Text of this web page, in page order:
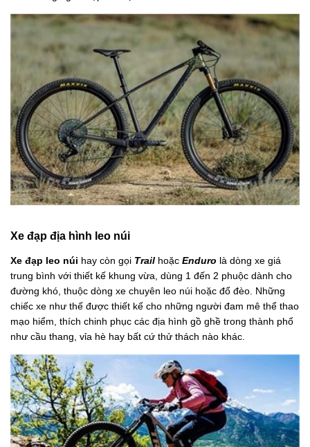
Xe đạp địa hình leo núi
Xe đạp leo núi hay còn gọi Trail hoặc Enduro là dòng xe giá
trung bình với thiết kế khung vừa, dùng 1 đến 2 phuộc dành cho
đường khó, thuộc dòng xe chuyên leo núi hoặc đổ đèo. Những
chiếc xe như thế được thiết kế cho những người đam mê thể thao
mạo hiểm, thích chinh phục các địa hình gồ ghề trong thành phố
như cầu thang, vỉa hè hay bất cứ thử thách nào khác.